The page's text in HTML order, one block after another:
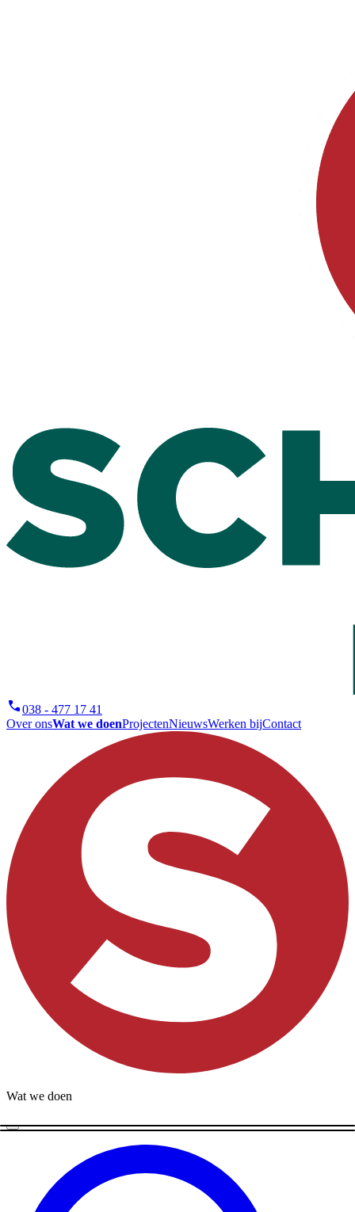
038 - 477 17 41
Over onsWat we doenProjectenNieuwsWerken bijContact
Wat we doen